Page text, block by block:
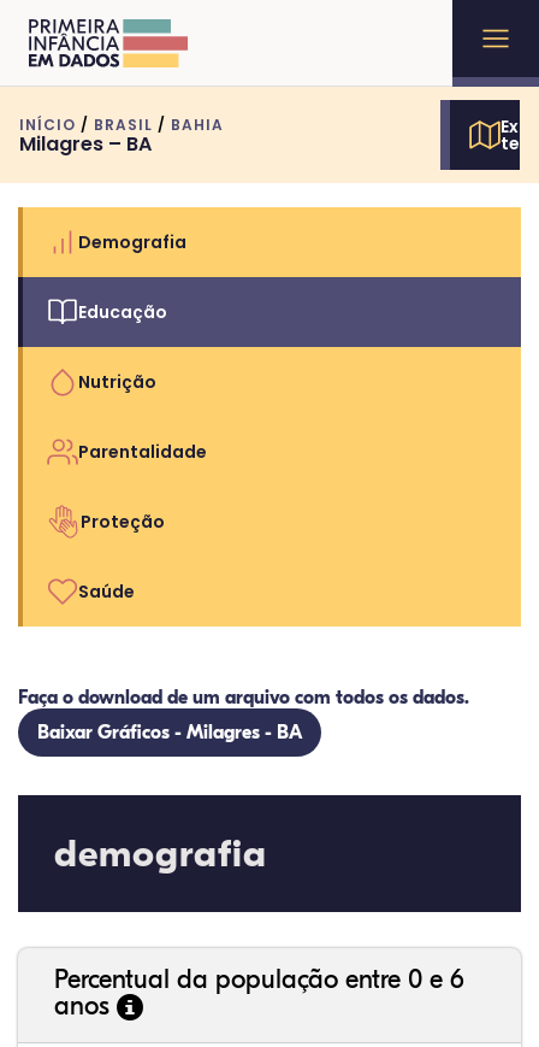
INÍCIO / BRASIL / BAHIA
Milagres – BA
Demografia
Educação
Nutrição
Parentalidade
Proteção
Saúde
Faça o download de um arquivo com todos os dados.
Baixar Gráficos - Milagres - BA
demografia
Percentual da população entre 0 e 6
anos